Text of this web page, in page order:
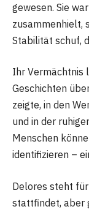
gewesen. Sie
zusammenhielt,
Stabilität schuf,
Ihr Vermächtnis
Geschichten
zeigte, in den
und in der
Menschen
identifizieren –
Delores steht
stattfindet, aber